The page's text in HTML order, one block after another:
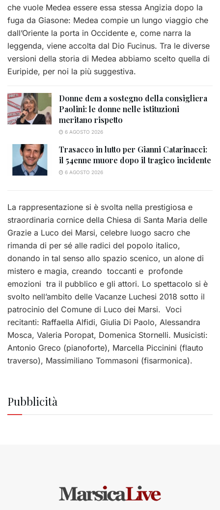
che vuole Medea essere essa stessa Angizia dopo la
fuga da Giasone: Medea compie un lungo viaggio che
dall’Oriente la porta in Occidente e, come narra la
leggenda, viene accolta dal Dio Fucinus. Tra le diverse
versioni della storia di Medea abbiamo scelto quella di
Euripide, per noi la più suggestiva.
Donne dem a sostegno della consigliera
Paolini: le donne nelle istituzioni
meritano rispetto
6 AGOSTO 2026
Trasacco in lutto per Gianni Catarinacci:
il 54enne muore dopo il tragico incidente
6 AGOSTO 2026
La rappresentazione si è svolta nella prestigiosa e
straordinaria cornice della Chiesa di Santa Maria delle
Grazie a Luco dei Marsi, celebre luogo sacro che
rimanda di per sé alle radici del popolo italico,
donando in tal senso allo spazio scenico, un alone di
mistero e magia, creando toccanti e profonde
emozioni tra il pubblico e gli attori. Lo spettacolo si è
svolto nell’ambito delle Vacanze Luchesi 2018 sotto il
patrocinio del Comune di Luco dei Marsi. Voci
recitanti: Raffaella Alfidi, Giulia Di Paolo, Alessandra
Mosca, Valeria Poropat, Domenica Stornelli. Musicisti:
Antonio Greco (pianoforte), Marcella Piccinini (flauto
traverso), Massimiliano Tommasoni (fisarmonica).
Pubblicità